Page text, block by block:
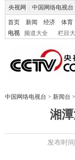
央视网 中国网络电视台
首页 新闻 经济 体育
电视
频道大全 栏目
中国网络电视台 > 新闻台 >
湘
发布时